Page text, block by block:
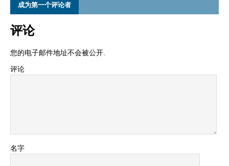
成为第一个评论者
评论
您的电子邮件地址不会被公开.
评论
名字